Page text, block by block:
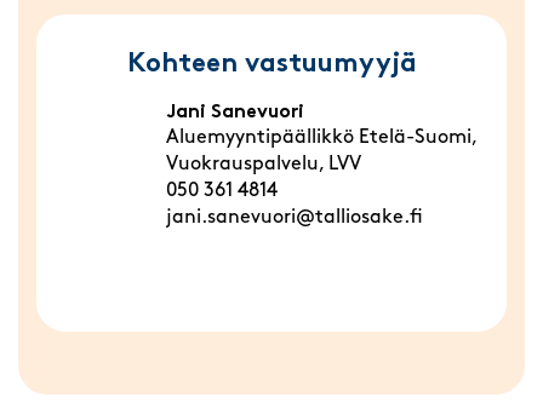
Kohteen vastuumyyjä
Jani Sanevuori
Aluemyyntipäällikkö Etelä-Suomi,
Vuokrauspalvelu, LVV
050 361 4814
jani.sanevuori@talliosake.fi